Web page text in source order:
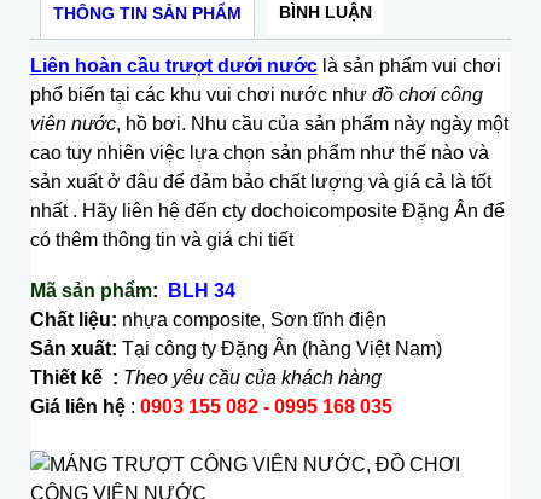
THÔNG TIN SẢN PHẨM BÌNH LUẬN
Liên hoàn cầu trượt dưới nước là sản phẩm vui chơi
phổ biến tại các khu vui chơi nước như đồ chơi công
viên nước, hồ bơi. Nhu cầu của sản phẩm này ngày một
cao tuy nhiên việc lựa chọn sản phẩm như thế nào và
sản xuất ở đâu để đảm bảo chất lượng và giá cả là tốt
nhất . Hãy liên hệ đến cty dochoicomposite Đặng Ân để
có thêm thông tin và giá chi tiết
Mã sản phẩm:
BLH 34
Chất liệu: nhựa composite, Sơn tĩnh điện
Sản xuất: Tại công ty Đặng Ân (hàng Việt Nam)
Thiết kế : Theo yêu cầu của khách hàng
Giá liên hệ : 0903 155 082 - 0995 168 035